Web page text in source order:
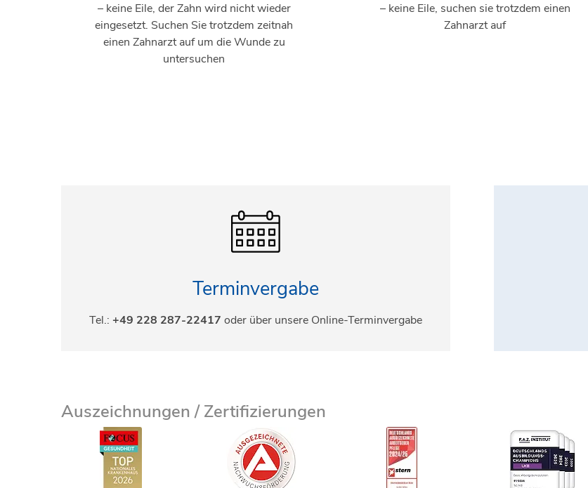
– keine Eile, der Zahn wird nicht wieder
eingesetzt. Suchen Sie trotzdem zeitnah
einen Zahnarzt auf um die Wunde zu
untersuchen
– keine Eile, suchen sie trotzdem einen
Zahnarzt auf
Terminvergabe
Tel.: +49 228 287-22417 oder über unsere Online-Terminvergabe
Auszeichnungen / Zertifizierungen